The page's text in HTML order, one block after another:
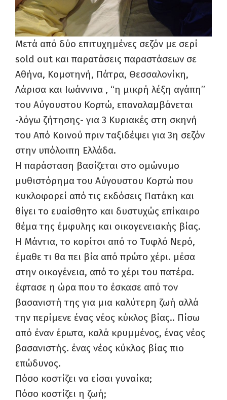
Μετά από δύο επιτυχημένες σεζόν με σερί
sold out και παρατάσεις παραστάσεων σε
Αθήνα, Κομοτηνή, Πάτρα, Θεσσαλονίκη,
Λάρισα και Ιωάννινα , “η μικρή λέξη αγάπη”
του Αύγουστου Κορτώ, επαναλαμβάνεται
-λόγω ζήτησης- για 3 Κυριακές στη σκηνή
του Από Κοινού πριν ταξιδέψει για 3η σεζόν
στην υπόλοιπη Ελλάδα.
Η παράσταση βασίζεται στο ομώνυμο
μυθιστόρημα του Αύγουστου Κορτώ που
κυκλοφορεί από τις εκδόσεις Πατάκη και
θίγει το ευαίσθητο και δυστυχώς επίκαιρο
θέμα της έμφυλης και οικογενειακής βίας.
Η Μάντια, το κορίτσι από το Τυφλό Νερό,
έμαθε τι θα πει βία από πρώτο χέρι. μέσα
στην οικογένεια, από το χέρι του πατέρα.
έφτασε η ώρα που το έσκασε από τον
βασανιστή της για μια καλύτερη ζωή αλλά
την περίμενε ένας νέος κύκλος βίας.. Πίσω
από έναν έρωτα, καλά κρυμμένος, ένας νέος
βασανιστής. ένας νέος κύκλος βίας πιο
επώδυνος.
Πόσο κοστίζει να είσαι γυναίκα;
Πόσο κοστίζει η ζωή;